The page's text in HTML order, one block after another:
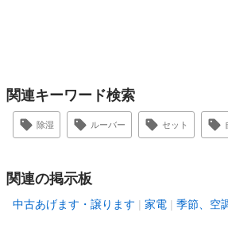
関連キーワード検索
除湿 ルーバー セット
関連の掲示板
中古あげます・譲ります 家電 季節、空